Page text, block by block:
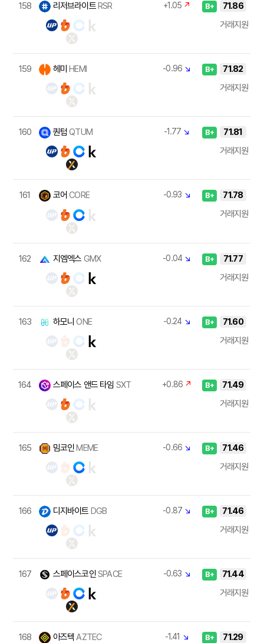
158 리저브라이트 RSR +1.05 ↗ B+
71.86
거래지원
159 헤미 HEMI -0.96 ↘ B+
71.82
거래지원
160 퀀텀QTUM -1.77 ↘ B+
71.81
거래지원
161 코어CORE -0.93 ↘ B+
71.78
거래지원
162 지엠엑스 GMX -0.04 ↘ B+
71.77
거래지원
163 하모니ONE -0.24 ↘ B+
71.60
거래지원
164 스페이스 앤드 타임 SXT +0.86 ↗ B+
71.49
거래지원
165 밈코인MEME -0.66 ↘ B+
71.46
거래지원
166 디지바이트 DGB -0.87 ↘ B+
71.46
거래지원
167 스페이스코인SPACE -0.63 ↘ B+
71.44
거래지원
168 아즈텍AZTEC -1.41 ↘ B+
71.29